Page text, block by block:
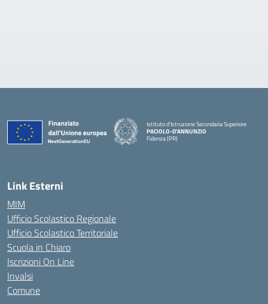
Istituto d'Istruzione Secondaria Superiore
PACIOLO-D'ANNUNZIO
Fidenza (PR)
Link Esterni
MIM
Ufficio Scolastico Regionale
Ufficio Scolastico Territoriale
Scuola in Chiaro
Iscrizioni On Line
Invalsi
Comune